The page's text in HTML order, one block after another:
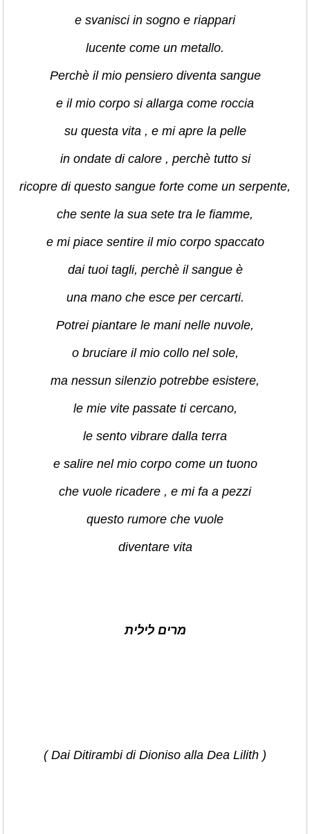
e svanisci in sogno e riappari
lucente come un metallo.
Perchè il mio pensiero diventa sangue
e il mio corpo si allarga come roccia
su questa vita , e mi apre la pelle
in ondate di calore , perchè tutto si
ricopre di questo sangue forte come un serpente,
che sente la sua sete tra le fiamme,
e mi piace sentire il mio corpo spaccato
dai tuoi tagli, perchè il sangue è
una mano che esce per cercarti.
Potrei piantare le mani nelle nuvole,
o bruciare il mio collo nel sole,
ma nessun silenzio potrebbe esistere,
le mie vite passate ti cercano,
le sento vibrare dalla terra
e salire nel mio corpo come un tuono
che vuole ricadere , e mi fa a pezzi
questo rumore che vuole
diventare vita
מרים לילית
( Dai Ditirambi di Dioniso alla Dea Lilith )